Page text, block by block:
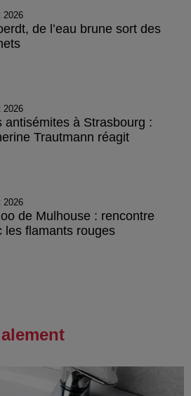
2026
de l’eau brune sort des
2026
antisémites à Strasbourg :
Trautmann réagit
2026
de Mulhouse : rencontre
les flamants rouges